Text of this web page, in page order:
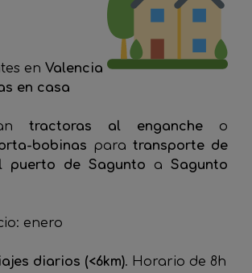
en Valencia
en casa
tractoras al enganche o
bobinas para transporte de
puerto de Sagunto a Sagunto
enero
diarios (<6km). Horario de 8h